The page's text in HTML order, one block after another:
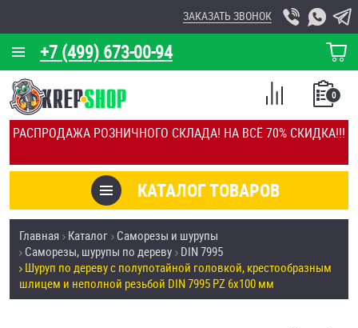
РАСПРОДАЖА РОЗНИЧНОГО СКЛАДА! НА ВСЁ 70% СКИДКА!!!
+7 (499) 673-00-94
ЗАКАЗАТЬ ЗВОНОК
КОРЗИНА
О КОМПАНИИ
КАЛЬКУЛЯТОР
ОТЗЫВЫ
УСЛУГИ
СКИДКИ
КАТАЛОГ ТОВАРОВ
0
СПИСОК
СРАВНЕНИЕ
Товары со скидкой
Анкеры
Антивандальный крепёж, инструмент
Главная Каталог Саморезы и шурупы
Саморезы, шурупы по дереву DIN 7995
Шуруп по дереву с полупотайной головкой, крестообразным
шлицем и неполной резьбой DIN 7995 PZ 6х100 мм